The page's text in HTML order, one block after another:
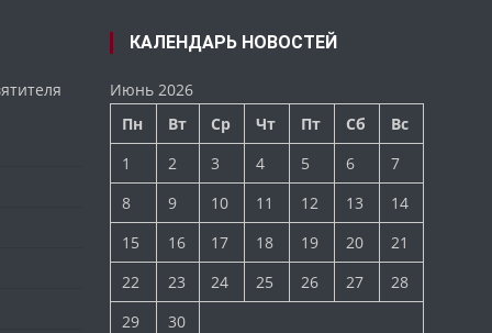
КАЛЕНДАРЬ НОВОСТЕЙ
Июнь 2026
Пн
Вт Ср Чт Пт Сб
Вс
1
2 3 4 5 6
7
8
9 10 11 12 13
14
15
16 17 18 19 20
21
22
23 24 25 26 27
28
29
30